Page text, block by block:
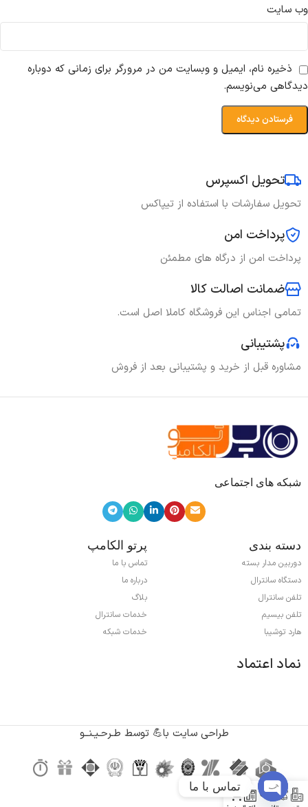
وب‌ سایت
ذخیره نام، ایمیل و وبسایت من در مرورگر برای زمانی که دوباره
دیدگاهی می‌نویسم.
تحویل اکسپرس
تحویل سفارشات با استفاده از تیپاکس
پرداخت امن
پرداخت امن از درگاه های مطمئن
ضمانت اصالت کالا
تمامی اجناس این فروشگاه کاملا اصل است.
پشتیبانی
مشاوره قبل از خرید و پشتیبانی بعد از فروش
شبکه های اجتماعی
دسته بندی
دوربین مدار بسته
دستگاه سانترال
تلفن سانترال
تلفن بیسیم
هارد توشیبا
پرتو الکامپ
تماس با ما
درباره ما
بلاگ
خدمات سانترال
خدمات شبکه
نماد اعتماد
طراحی سایت با💪 توسط طـرحـیـنــو
تماس با ما